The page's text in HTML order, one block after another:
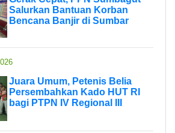
Salurkan Bantuan Korban
Bencana Banjir di Sumbar
Juara Umum, Petenis Belia
Persembahkan Kado HUT RI
bagi PTPN IV Regional III